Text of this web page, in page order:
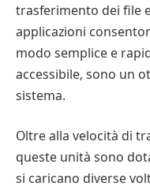
trasferimento dei file
applicazioni
modo semplice e
accessibile, sono un
sistema.
Oltre alla velocità di
queste unità sono
si caricano diverse